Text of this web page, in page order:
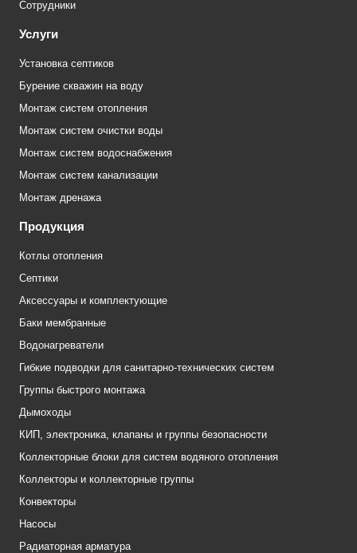
Сотрудники
Услуги
Установка септиков
Бурение скважин на воду
Монтаж систем отопления
Монтаж систем очистки воды
Монтаж систем водоснабжения
Монтаж систем канализации
Монтаж дренажа
Продукция
Котлы отопления
Септики
Аксессуары и комплектующие
Баки мембранные
Водонагреватели
Гибкие подводки для санитарно-технических систем
Группы быстрого монтажа
Дымоходы
КИП, электроника, клапаны и группы безопасности
Коллекторные блоки для систем водяного отопления
Коллекторы и коллекторные группы
Конвекторы
Насосы
Радиаторная арматура